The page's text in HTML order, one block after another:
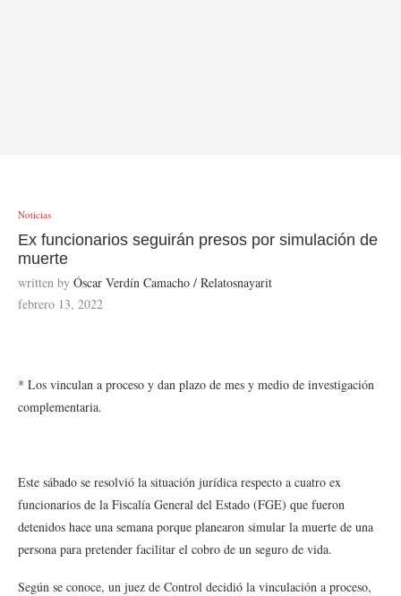
Noticias
Ex funcionarios seguirán presos por simulación de
muerte
written by Óscar Verdín Camacho / Relatosnayarit
febrero 13, 2022
* Los vinculan a proceso y dan plazo de mes y medio de investigación
complementaria.
Este sábado se resolvió la situación jurídica respecto a cuatro ex
funcionarios de la Fiscalía General del Estado (FGE) que fueron
detenidos hace una semana porque planearon simular la muerte de una
persona para pretender facilitar el cobro de un seguro de vida.
Según se conoce, un juez de Control decidió la vinculación a proceso,